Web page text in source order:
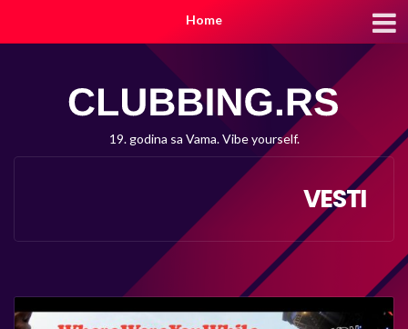
Home
19. godina sa Vama. Vibe yourself.
VESTI